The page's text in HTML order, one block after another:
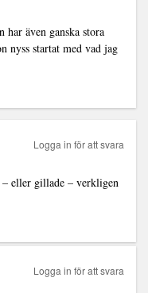
har även ganska stora
nyss startat med vad jag
eller gillade – verkligen
Logga in för att svara
Logga in för att svara